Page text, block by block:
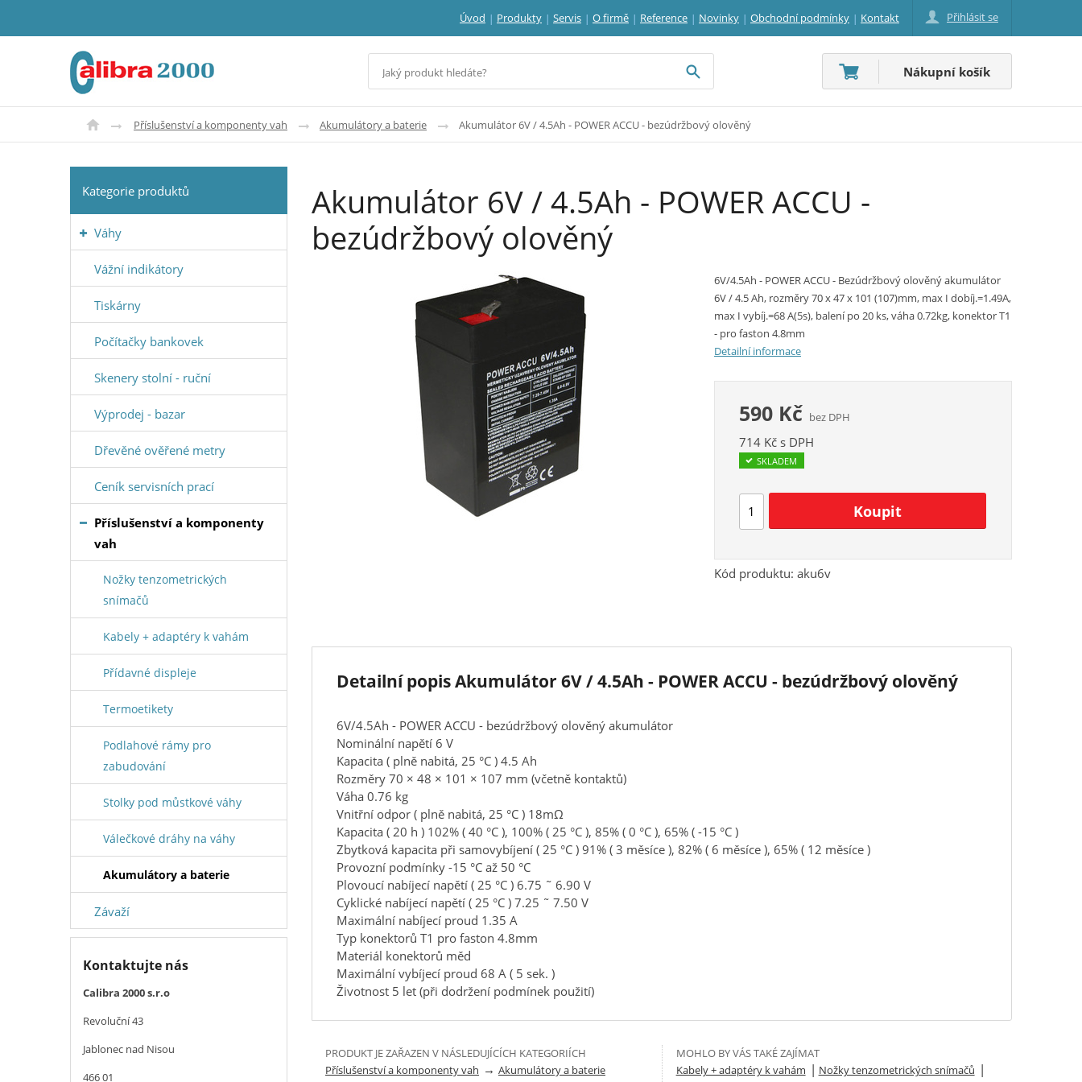
Úvod Produkty Servis O firmě Reference Novinky Obchodní podmínky Kontakt Přihlásit se
Nákupní košík
Příslušenství a komponenty vah Akumulátory a baterie Akumulátor 6V / 4.5Ah - POWER ACCU - bezúdržbový olověný
Akumulátor 6V / 4.5Ah - POWER ACCU -
bezúdržbový olověný
6V/4.5Ah - POWER ACCU - Bezúdržbový olověný akumulátor
6V / 4.5 Ah, rozměry 70 x 47 x 101 (107)mm, max I dobíj.=1.49A,
max I vybíj.=68 A(5s), balení po 20 ks, váha 0.72kg, konektor T1
- pro faston 4.8mm
Detailní informace
590 Kč bez DPH
714 Kč s DPH
SKLADEM
Kód produktu: aku6v
Detailní popis Akumulátor 6V / 4.5Ah - POWER ACCU - bezúdržbový olověný
6V/4.5Ah - POWER ACCU - bezúdržbový olověný akumulátor
Nominální napětí 6 V
Kapacita ( plně nabitá, 25 °C ) 4.5 Ah
Rozměry 70 × 48 × 101 × 107 mm (včetně kontaktů)
Váha 0.76 kg
Vnitřní odpor ( plně nabitá, 25 °C ) 18mΩ
Kapacita ( 20 h ) 102% ( 40 °C ), 100% ( 25 °C ), 85% ( 0 °C ), 65% ( -15 °C )
Zbytková kapacita při samovybíjení ( 25 °C ) 91% ( 3 měsíce ), 82% ( 6 měsíce ), 65% ( 12 měsíce )
Provozní podmínky -15 °C až 50 °C
Plovoucí nabíjecí napětí ( 25 °C ) 6.75 ˜ 6.90 V
Cyklické nabíjecí napětí ( 25 °C ) 7.25 ˜ 7.50 V
Maximální nabíjecí proud 1.35 A
Typ konektorů T1 pro faston 4.8mm
Materiál konektorů měd
Maximální vybíjecí proud 68 A ( 5 sek. )
Životnost 5 let (při dodržení podmínek použití)
PRODUKT JE ZAŘAZEN V NÁSLEDUJÍCÍCH KATEGORIÍCH
Příslušenství a komponenty vah → Akumulátory a baterie
MOHLO BY VÁS TAKÉ ZAJÍMAT
Kabely + adaptéry k vahám | Nožky tenzometrických snímačů |
Kategorie produktů
Váhy
Vážní indikátory
Tiskárny
Počítačky bankovek
Skenery stolní - ruční
Výprodej - bazar
Dřevěné ověřené metry
Ceník servisních prací
Příslušenství a komponenty
vah
Nožky tenzometrických
snímačů
Kabely + adaptéry k vahám
Přídavné displeje
Termoetikety
Podlahové rámy pro
zabudování
Stolky pod můstkové váhy
Válečkové dráhy na váhy
Akumulátory a baterie
Závaží
Kontaktujte nás
Calibra 2000 s.r.o
Revoluční 43
Jablonec nad Nisou
466 01